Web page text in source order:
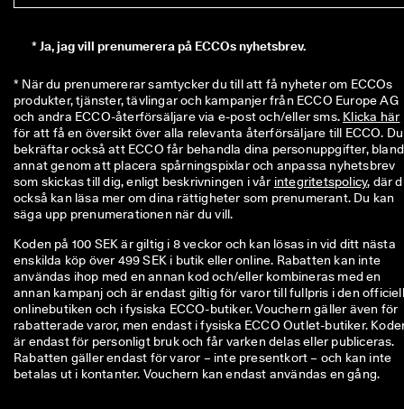
*Ja, jag vill prenumerera på ECCOs nyhetsbrev.
* När du prenumererar samtycker du till att få nyheter om ECCOs
produkter, tjänster, tävlingar och kampanjer från ECCO Europe AG
och andra ECCO-återförsäljare via e-post och/eller sms. Klicka här
för att få en översikt över alla relevanta återförsäljare till ECCO. Du
bekräftar också att ECCO får behandla dina personuppgifter, bland
annat genom att placera spårningspixlar och anpassa nyhetsbrev
som skickas till dig, enligt beskrivningen i vår integritetspolicy, där
också kan läsa mer om dina rättigheter som prenumerant. Du kan
säga upp prenumerationen när du vill.
Koden på 100 SEK är giltig i 8 veckor och kan lösas in vid ditt nästa
enskilda köp över 499 SEK i butik eller online. Rabatten kan inte
användas ihop med en annan kod och/eller kombineras med en
annan kampanj och är endast giltig för varor till fullpris i den
onlinebutiken och i fysiska ECCO-butiker. Vouchern gäller även för
rabatterade varor, men endast i fysiska ECCO Outlet-butiker.
är endast för personligt bruk och får varken delas eller publiceras.
Rabatten gäller endast för varor – inte presentkort – och kan inte
betalas ut i kontanter. Vouchern kan endast användas en gång.